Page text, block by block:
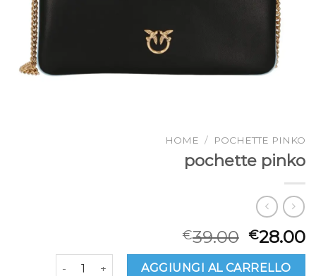
HOME / POCHETTE PINKO
pochette pinko
€39.00 €28.00
pochette pinko quantitàAGGIUNGI AL CARRELLO